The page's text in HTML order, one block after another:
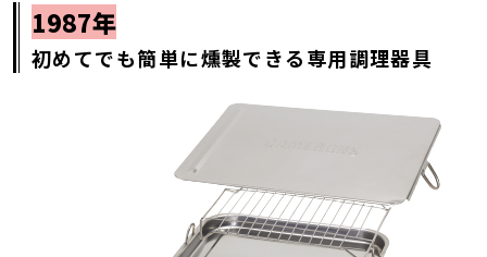
1987年
初めてでも簡単に燻製できる専用調理器具